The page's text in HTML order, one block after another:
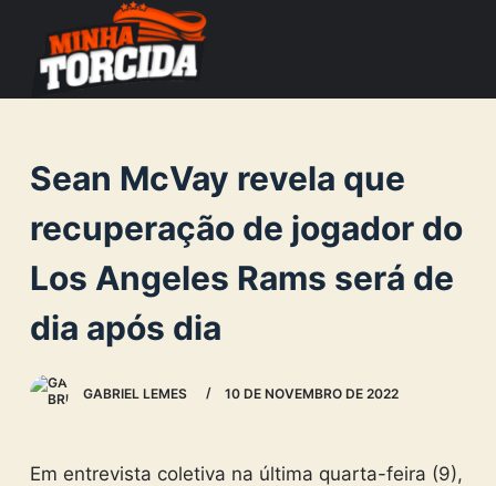
o
o
e
Sean McVay revela que
recuperação de jogador do
Los Angeles Rams será de
dia após dia
GABRIEL LEMES 10 DE NOVEMBRO DE 2022
Em entrevista coletiva na última quarta-feira (9),